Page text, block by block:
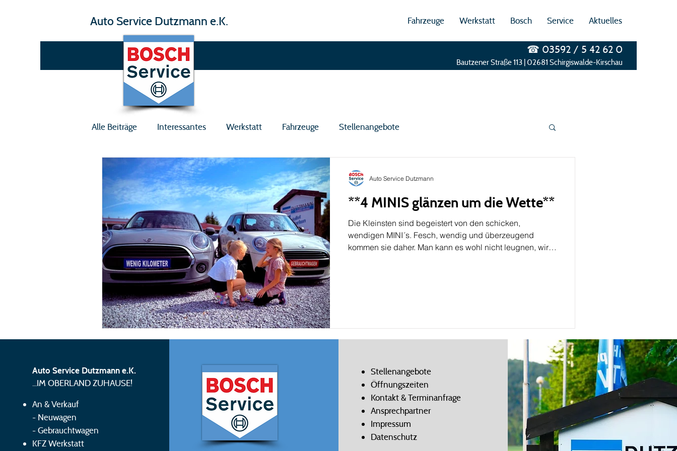
Auto Service Dutzmann e.K. Fahrzeuge Werkstatt Bosch Service Aktuelles
☎ 03592 / 5 42 62 0​
Bautzener Straße 113 | 02681 Schirgiswalde-Kirschau
Alle Beiträge Interessantes Werkstatt Fahrzeuge Stellenangebote
**4 MINIS glänzen um die Wette**
Die Kleinsten sind begeistert von den schicken,
wendigen MINI´s. Fesch, wendig und überzeugend
kommen sie daher. Man kann es wohl nicht leugnen, wir
Auto Service Dutzmann
Auto Service Dutzmann e.K.
...IM OBERLAND ZUHAUSE!
An & Verkauf
- Neuwagen
-Gebrauchtwagen
KFZ Werkstatt
Stellenangebote
Öffnungszeiten
Kontakt & Terminanfrage
Ansprechpartner
Impressum
Datenschutz